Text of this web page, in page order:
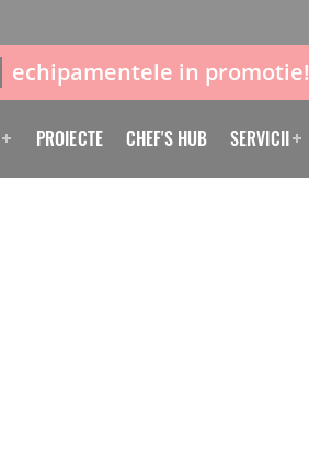
echipamentele in promotie!
PROIECTE CHEF'S HUB SERVICII